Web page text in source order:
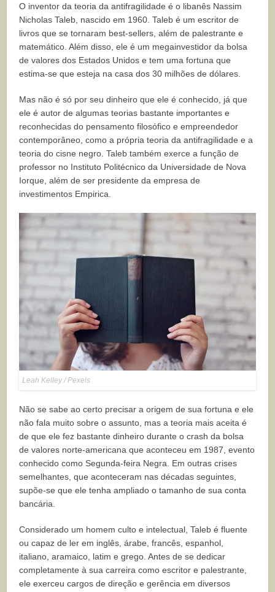
O inventor da teoria da antifragilidade é o libanês Nassim
Nicholas Taleb, nascido em 1960. Taleb é um escritor de
livros que se tornaram best-sellers, além de palestrante e
matemático. Além disso, ele é um megainvestidor da bolsa
de valores dos Estados Unidos e tem uma fortuna que
estima-se que esteja na casa dos 30 milhões de dólares.
Mas não é só por seu dinheiro que ele é conhecido, já que
ele é autor de algumas teorias bastante importantes e
reconhecidas do pensamento filosófico e empreendedor
contemporâneo, como a própria teoria da antifragilidade e a
teoria do cisne negro. Taleb também exerce a função de
professor no Instituto Politécnico da Universidade de Nova
Iorque, além de ser presidente da empresa de
investimentos Empirica.
Leah Kelley / Pexels
Não se sabe ao certo precisar a origem de sua fortuna e ele
não fala muito sobre o assunto, mas a teoria mais aceita é
de que ele fez bastante dinheiro durante o crash da bolsa
de valores norte-americana que aconteceu em 1987, evento
conhecido como Segunda-feira Negra. Em outras crises
semelhantes, que aconteceram nas décadas seguintes,
supõe-se que ele tenha ampliado o tamanho de sua conta
bancária.
Considerado um homem culto e intelectual, Taleb é fluente
ou capaz de ler em inglês, árabe, francês, espanhol,
italiano, aramaico, latim e grego. Antes de se dedicar
completamente à sua carreira como escritor e palestrante,
ele exerceu cargos de direção e gerência em diversos